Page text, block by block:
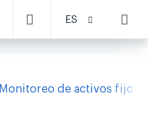
ES
Monitoreo de activos fijos